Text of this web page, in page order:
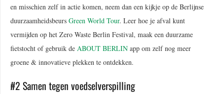
en misschien zelf in actie komen, neem dan een kijkje op de Berlijnse
duurzaamheidsbeurs Green World Tour. Leer hoe je afval kunt
vermijden op het Zero Waste Berlin Festival, maak een duurzame
fietstocht of gebruik de ABOUT BERLIN app om zelf nog meer
groene & innovatieve plekken te ontdekken.
#2 Samen tegen voedselverspilling